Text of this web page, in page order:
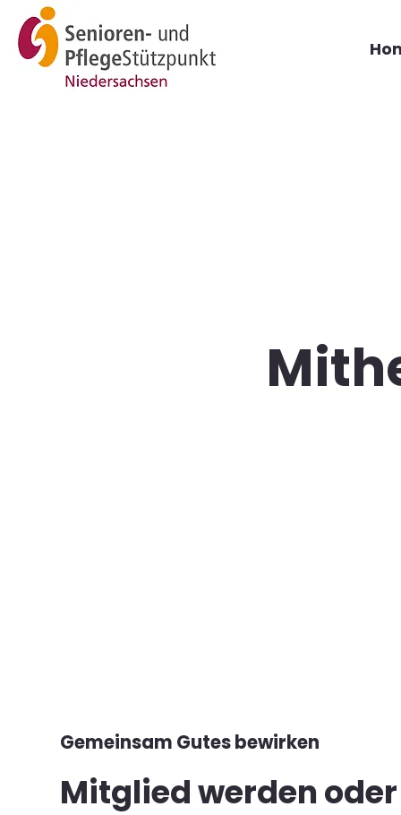
Gemeinsam Gutes bewirken
Mitglied werden